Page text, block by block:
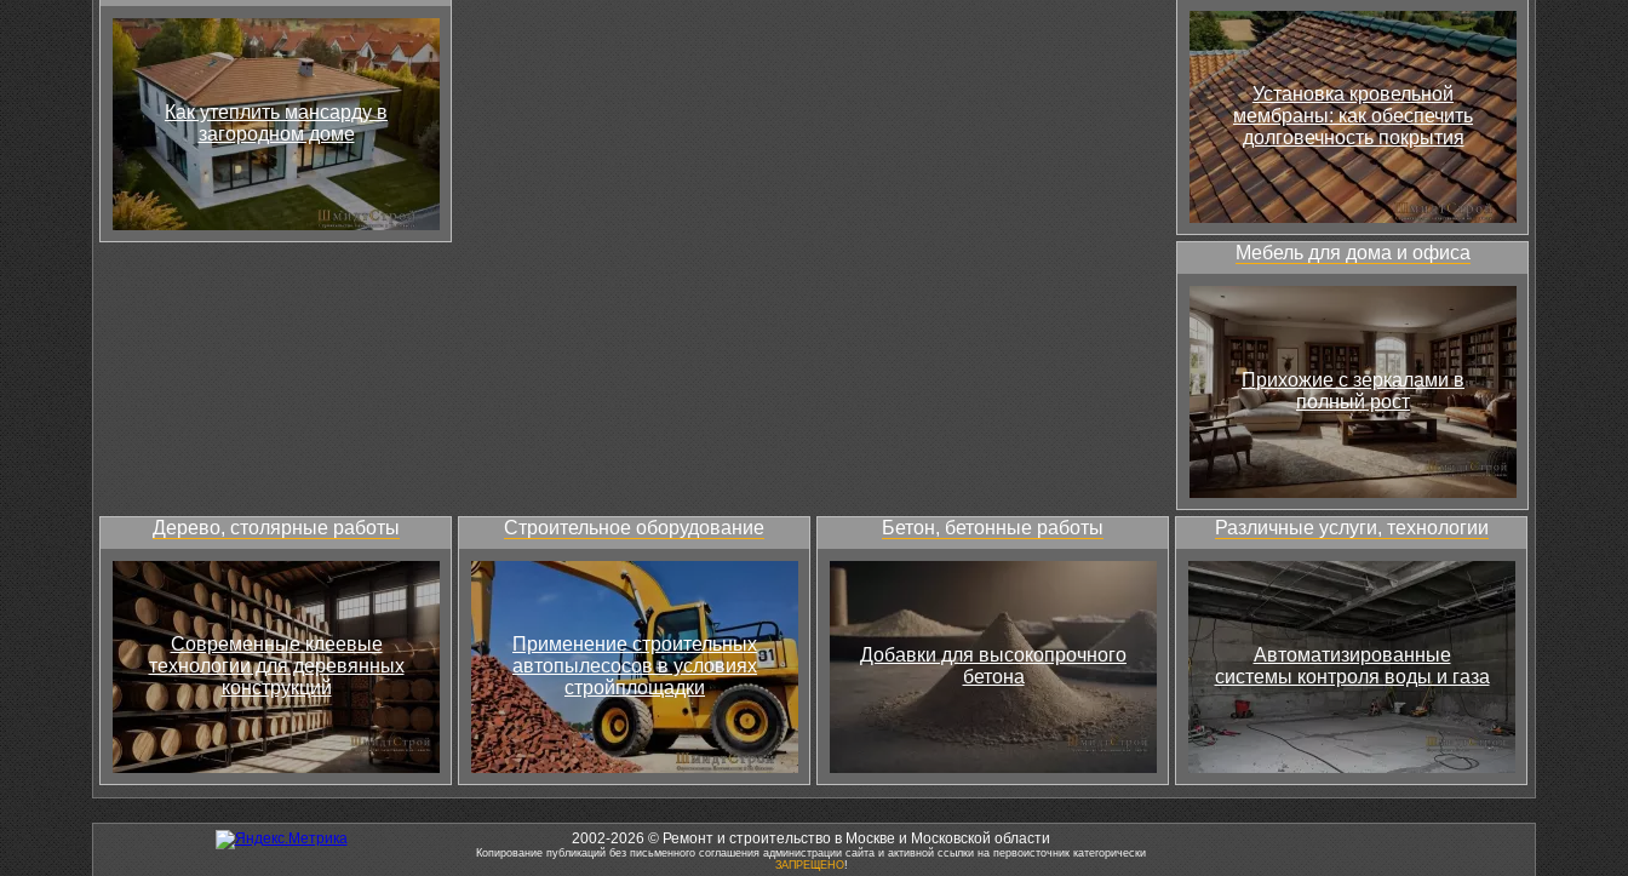
Как утеплить мансарду в
загородном доме
Установка кровельной
мембраны: как обеспечить
долговечность покрытия
Мебель для дома и офиса
Прихожие с зеркалами в
полный рост
Дерево, столярные работы
Современные клеевые
технологии для деревянных
конструкций
Строительное оборудование
Применение строительных
автопылесосов в условиях
стройплощадки
Бетон, бетонные работы
Добавки для высокопрочного
бетона
Различные услуги, технологии
Автоматизированные
системы контроля воды и газа
2002-2026 © Ремонт и строительство в Москве и Московской области
Копирование публикаций без письменного соглашения администрации сайта и активной ссылки на первоисточник категорически
ЗАПРЕЩЕНО!